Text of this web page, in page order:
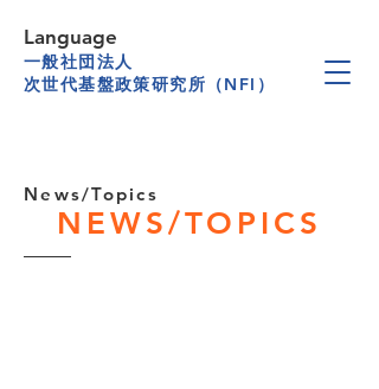
一般社団法人
次世代基盤政策研究所（NFI）
Language
News/Topics
NEWS/TOPICS